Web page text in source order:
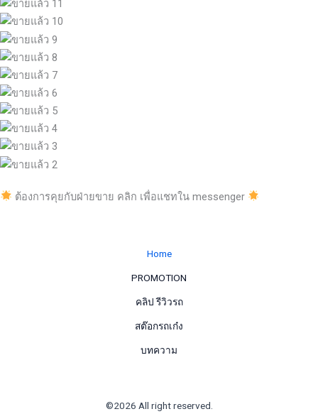
ต้องการคุยกับฝ่ายขาย คลิก เพื่อแชทใน messenger
Home
PROMOTION
คลิป รีวิวรถ
สต๊อกรถเก๋ง
บทความ
©2026 All right reserved.